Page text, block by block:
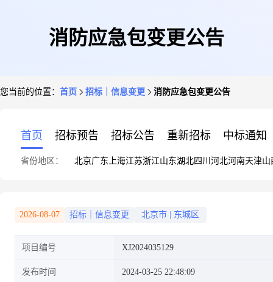
消防应急包变更公告
您当前的位置： 首页 招标｜信息变更 消防应急包变更公告
首页 招标预告 招标公告 重新招标 中标通知
省份地区： 北京广东 上海江苏浙江山东湖北四川 河北河南天津山
2026-08-07 招标｜信息变更 北京市 东城区
项目编号 XJ2024035129
发布时间 2024-03-25 22:48:09